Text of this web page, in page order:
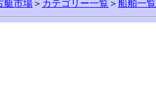
艇市場 ＞ カテゴリー一覧 ＞ 船舶一覧